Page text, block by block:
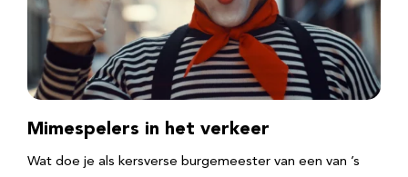
Mimespelers in het verkeer
Wat doe je als kersverse burgemeester van een van ’s